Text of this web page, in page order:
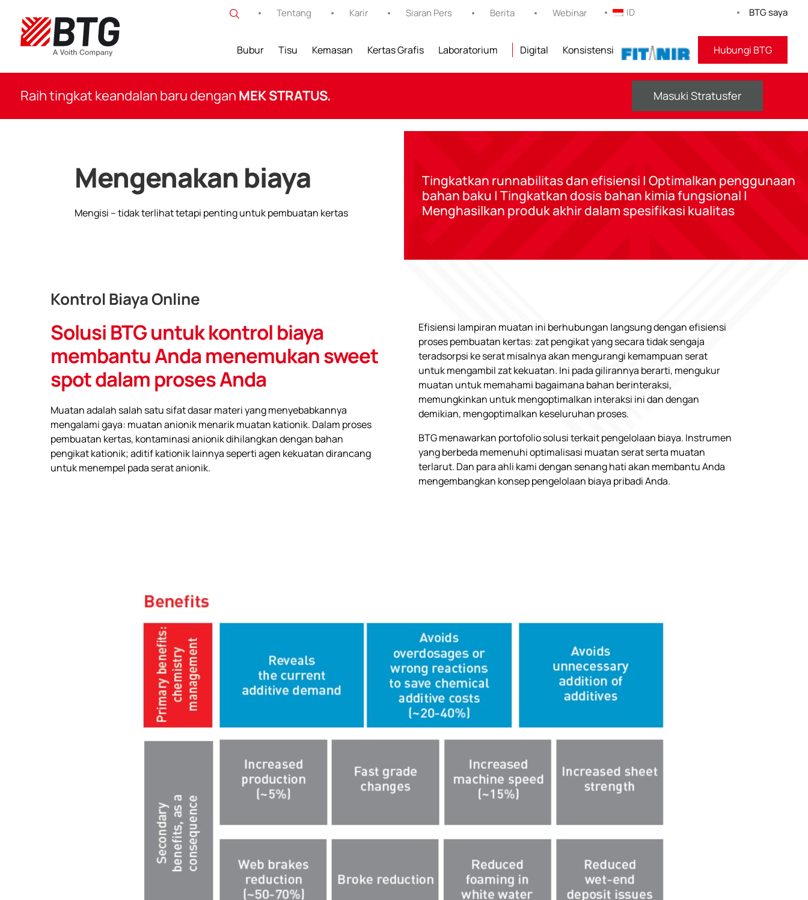
konten
Tentang Karir Siaran Pers Berita Webinar ID BTG saya
Bubur Tisu Kemasan Kertas Grafis Laboratorium Digital Konsistensi KEBUGARAN Hubungi BTG
Raih tingkat keandalan baru dengan MEK STRATUS. Masuki Stratusfer
Mengenakan biaya
Mengisi – tidak terlihat tetapi penting untuk pembuatan kertas
Tingkatkan runnabilitas dan efisiensi | Optimalkan penggunaan
bahan baku | Tingkatkan dosis bahan kimia fungsional |
Menghasilkan produk akhir dalam spesifikasi kualitas
Kontrol Biaya Online
Solusi BTG untuk kontrol biaya
membantu Anda menemukan sweet
spot dalam proses Anda
Muatan adalah salah satu sifat dasar materi yang menyebabkannya
mengalami gaya: muatan anionik menarik muatan kationik. Dalam proses
pembuatan kertas, kontaminasi anionik dihilangkan dengan bahan
pengikat kationik; aditif kationik lainnya seperti agen kekuatan dirancang
untuk menempel pada serat anionik.
Efisiensi lampiran muatan ini berhubungan langsung dengan efisiensi
proses pembuatan kertas: zat pengikat yang secara tidak sengaja
teradsorpsi ke serat misalnya akan mengurangi kemampuan serat
untuk mengambil zat kekuatan. Ini pada gilirannya berarti, mengukur
muatan untuk memahami bagaimana bahan berinteraksi,
memungkinkan untuk mengoptimalkan interaksi ini dan dengan
demikian, mengoptimalkan keseluruhan proses.
BTG menawarkan portofolio solusi terkait pengelolaan biaya. Instrumen
yang berbeda memenuhi optimalisasi muatan serat serta muatan
terlarut. Dan para ahli kami dengan senang hati akan membantu Anda
mengembangkan konsep pengelolaan biaya pribadi Anda.